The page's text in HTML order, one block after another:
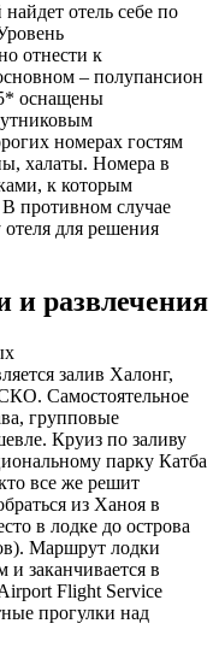
отель себе по
отнести к
– полупансион
оснащены
номерах гостям
халаты. Номера в
к которым
противном случае
отеля для решения
и развлечения
залив Халонг,
Самостоятельное
групповые
Круиз по заливу
парку Катба
все же решит
из Ханоя в
в лодке до острова
Маршрут лодки
и заканчивается в
Flight Service
прогулки над